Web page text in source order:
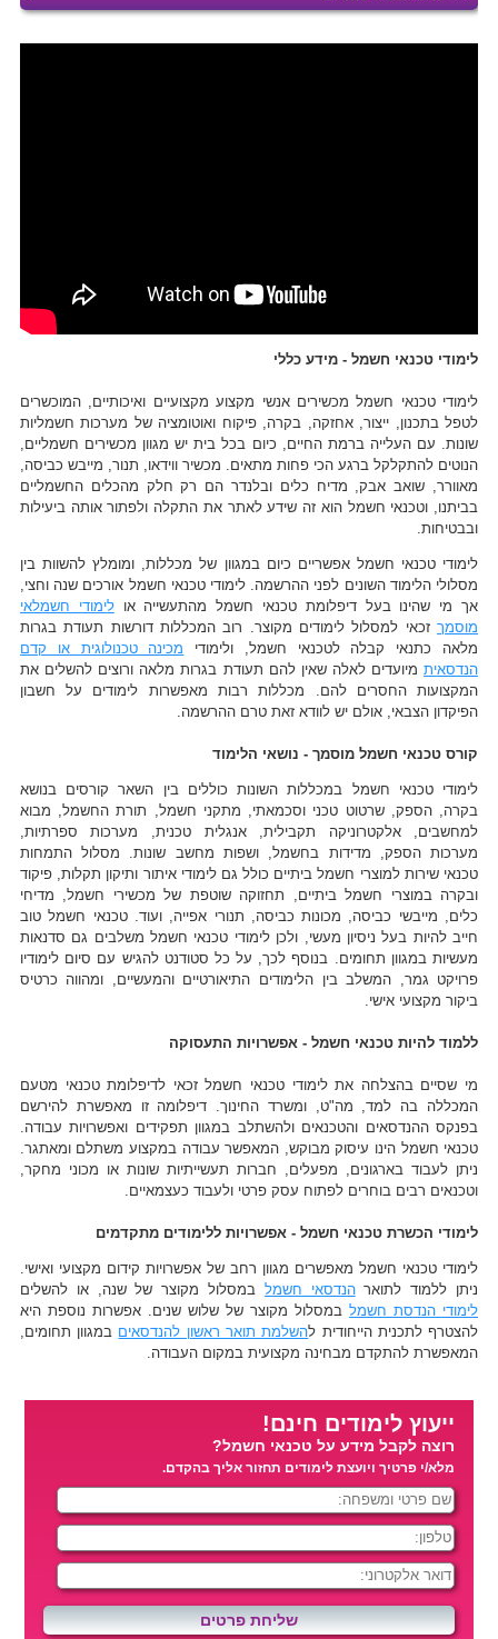
לימודי טכנאי חשמל - מידע כללי
לימודי טכנאי חשמל מכשירים אנשי מקצוע מקצועיים ואיכותיים, המוכשרים
לטפל בתכנון, ייצור, אחזקה, בקרה, פיקוח ואוטומציה של מערכות חשמליות
שונות. עם העלייה ברמת החיים, כיום בכל בית יש מגוון מכשירים חשמליים,
הנוטים להתקלקל ברגע הכי פחות מתאים. מכשיר ווידאו, תנור, מייבש כביסה,
מאוורר, שואב אבק, מדיח כלים ובלנדר הם רק חלק מהכלים החשמליים
בביתנו, וטכנאי חשמל הוא זה שידע לאתר את התקלה ולפתור אותה ביעילות
ובבטיחות.
לימודי טכנאי חשמל אפשריים כיום במגוון של מכללות, ומומלץ להשוות בין
מסלולי הלימוד השונים לפני ההרשמה. לימודי טכנאי חשמל אורכים שנה וחצי,
אך מי שהינו בעל דיפלומת טכנאי חשמל מהתעשייה אולימודי חשמלאי
מוסמךזכאי למסלול לימודים מקוצר. רוב המכללות דורשות תעודת בגרות
מלאה כתנאי קבלה לטכנאי חשמל, ולימודי מכינה טכנולוגית או קדם
הנדסאיתמיועדים לאלה שאין להם תעודת בגרות מלאה ורוצים להשלים את
המקצועות החסרים להם. מכללות רבות מאפשרות לימודים על חשבון
הפיקדון הצבאי, אולם יש לוודא זאת טרם ההרשמה.
קורס טכנאי חשמל מוסמך - נושאי הלימוד
לימודי טכנאי חשמל במכללות השונות כוללים בין השאר קורסים בנושא
בקרה, הספק, שרטוט טכני וסכמאתי, מתקני חשמל, תורת החשמל, מבוא
למחשבים, אלקטרוניקה תקבילית, אנגלית טכנית, מערכות ספרתיות,
מערכות הספק, מדידות בחשמל, ושפות מחשב שונות. מסלול התמחות
טכנאי שירות למוצרי חשמל ביתיים כולל גם לימודי איתור ותיקון תקלות, פיקוד
ובקרה במוצרי חשמל ביתיים, תחזוקה שוטפת של מכשירי חשמל, מדיחי
כלים, מייבשי כביסה, מכונות כביסה, תנורי אפייה, ועוד. טכנאי חשמל טוב
חייב להיות בעל ניסיון מעשי, ולכן לימודי טכנאי חשמל משלבים גם סדנאות
מעשיות במגוון תחומים. בנוסף לכך, על כל סטודנט להגיש עם סיום לימודיו
פרויקט גמר, המשלב בין הלימודים התיאורטיים והמעשיים, ומהווה כרטיס
ביקור מקצועי אישי.
ללמוד להיות טכנאי חשמל - אפשרויות התעסוקה
מי שסיים בהצלחה את לימודי טכנאי חשמל זכאי לדיפלומת טכנאי מטעם
המכללה בה למד, מה"ט, ומשרד החינוך. דיפלומה זו מאפשרת להירשם
בפנקס ההנדסאים והטכנאים ולהשתלב במגוון תפקידים ואפשרויות עבודה.
טכנאי חשמל הינו עיסוק מבוקש, המאפשר עבודה במקצוע משתלם ומאתגר.
ניתן לעבוד בארגונים, מפעלים, חברות תעשייתיות שונות או מכוני מחקר,
וטכנאים רבים בוחרים לפתוח עסק פרטי ולעבוד כעצמאיים.
לימודי הכשרת טכנאי חשמל - אפשרויות ללימודים מתקדמים
לימודי טכנאי חשמל מאפשרים מגוון רחב של אפשרויות קידום מקצועי ואישי.
ניתן ללמוד לתוארהנדסאי חשמל במסלול מקוצר של שנה, או להשלים
לימודי הנדסת חשמלבמסלול מקוצר של שלוש שנים. אפשרות נוספת היא
להצטרף לתכנית הייחודית להשלמת תואר ראשון להנדסאים במגוון תחומים,
המאפשרת להתקדם מבחינה מקצועית במקום העבודה.
ייעוץ לימודים חינם!
רוצה לקבל מידע על טכנאי חשמל?
מלא/י פרטיך ויועצת לימודים תחזור אליך בהקדם.